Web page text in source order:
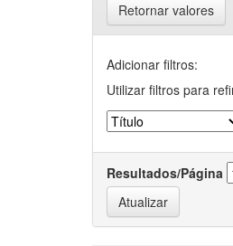
Retornar valores
Adicionar filtros:
Utilizar filtros para
Resultados/Página